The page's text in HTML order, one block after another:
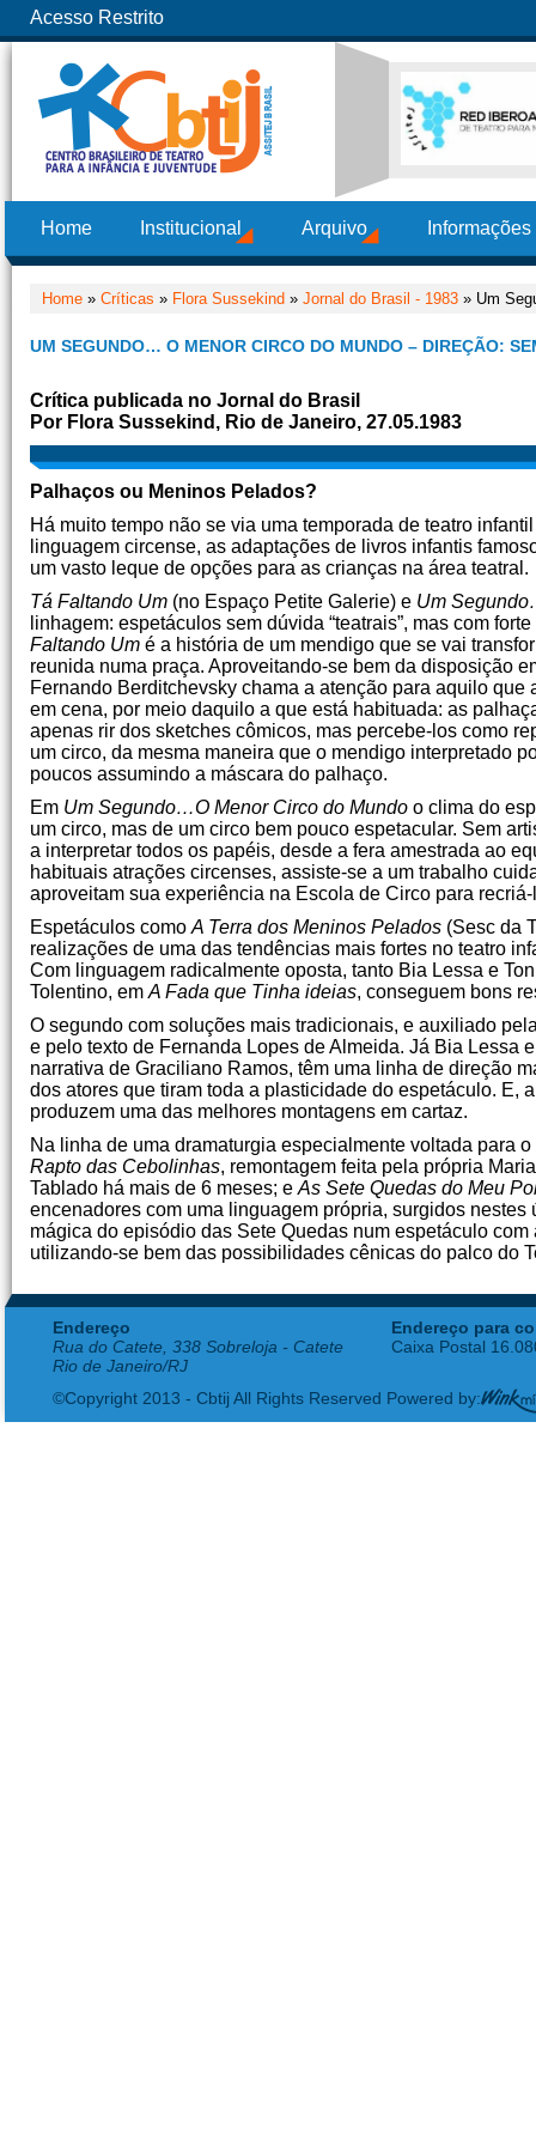
Acesso Restrito
Home Institucional Arquivo
Home » Críticas » Flora Sussekind » Jornal do Brasil - 1983 » Um
UM SEGUNDO… O MENOR CIRCO DO MUNDO – DIREÇÃO:
Crítica publicada no Jornal do Brasil
Por Flora Sussekind, Rio de Janeiro, 27.05.1983
Palhaços ou Meninos Pelados?
Há muito tempo não se via uma temporada de teatro
linguagem circense, as adaptações de livros infantis
um vasto leque de opções para as crianças na área teatral.
Tá Faltando Um (no Espaço Petite Galerie) e Um
linhagem: espetáculos sem dúvida “teatrais”, mas com
Faltando Um é a história de um mendigo que se vai
reunida numa praça. Aproveitando-se bem da disposição
Fernando Berditchevsky chama a atenção para aquilo
em cena, por meio daquilo a que está habituada: as
apenas rir dos sketches cômicos, mas percebe-los como
um circo, da mesma maneira que o mendigo interpretado
poucos assumindo a máscara do palhaço.
Em Um Segundo…O Menor Circo do Mundo o clima do
um circo, mas de um circo bem pouco espetacular. Sem
a interpretar todos os papéis, desde a fera amestrada ao
habituais atrações circenses, assiste-se a um trabalho
aproveitam sua experiência na Escola de Circo para
Espetáculos como A Terra dos Meninos Pelados (Sesc da
realizações de uma das tendências mais fortes no teatro
Com linguagem radicalmente oposta, tanto Bia Lessa e
Tolentino, em A Fada que Tinha ideias, conseguem bons
O segundo com soluções mais tradicionais, e auxiliado
e pelo texto de Fernanda Lopes de Almeida. Já Bia Lessa
narrativa de Graciliano Ramos, têm uma linha de direção
dos atores que tiram toda a plasticidade do espetáculo.
produzem uma das melhores montagens em cartaz.
Na linha de uma dramaturgia especialmente voltada para
Rapto das Cebolinhas, remontagem feita pela própria
Tablado há mais de 6 meses; e As Sete Quedas do Meu
encenadores com uma linguagem própria, surgidos
mágica do episódio das Sete Quedas num espetáculo
utilizando-se bem das possibilidades cênicas do palco do
Endereço
Rua do Catete, 338 Sobreloja - Catete
Rio de Janeiro/RJ
Endereço para
Caixa Postal
©Copyright 2013 - Cbtij All Rights Reserved Powered by: